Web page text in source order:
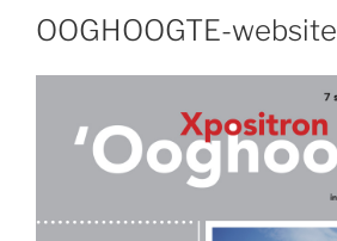
OOGHOOGTE-website